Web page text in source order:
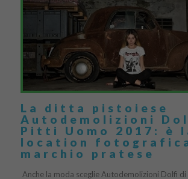
La ditta pistoiese
Autodemolizioni
Pitti Uomo 2017: è
location
marchio pratese
Anche la moda sceglie Autodemolizioni Dolfi